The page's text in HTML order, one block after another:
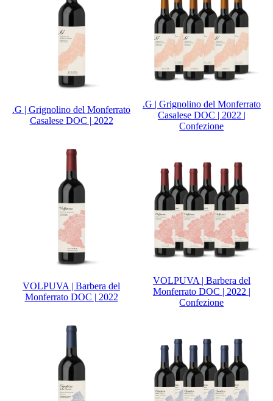
.G | Grignolino del Monferrato
Casalese DOC | 2022
.G | Grignolino del Monferrato
Casalese DOC | 2022 |
Confezione
VOLPUVA | Barbera del
Monferrato DOC | 2022
VOLPUVA | Barbera del
Monferrato DOC | 2022 |
Confezione